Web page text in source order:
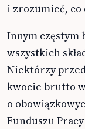
i zrozumieć, co
Innym częstym
wszystkich
Niektórzy
kwocie brutto
o
Funduszu